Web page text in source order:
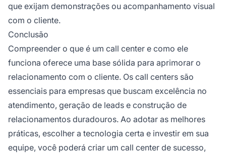
que exijam demonstrações ou acompanhamento visual
com o cliente.
Conclusão
Compreender o que é um call center e como ele
funciona oferece uma base sólida para aprimorar o
relacionamento com o cliente. Os call centers são
essenciais para empresas que buscam excelência no
atendimento, geração de leads e construção de
relacionamentos duradouros. Ao adotar as melhores
práticas, escolher a tecnologia certa e investir em sua
equipe, você poderá criar um call center de sucesso,